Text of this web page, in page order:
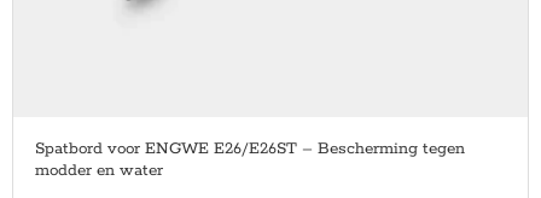
Spatbord voor ENGWE E26/E26ST – Bescherming tegen
modder en water